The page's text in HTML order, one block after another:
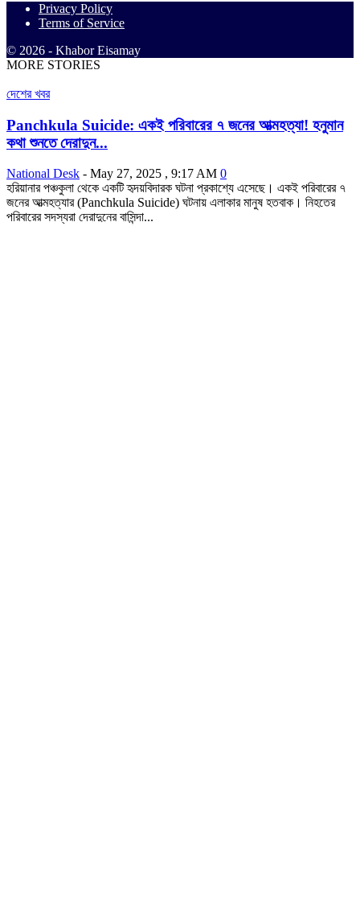
Privacy Policy
Terms of Service
© 2026 - Khabor Eisamay
MORE STORIES
দেশের খবর
Panchkula Suicide: একই পরিবারের ৭ জনের আত্মহত্যা! হনুমান
কথা শুনতে দেরাদুন...
National Desk - May 27, 2025 , 9:17 AM 0
হরিয়ানার পঞ্চকুলা থেকে একটি হৃদয়বিদারক ঘটনা প্রকাশ্যে এসেছে। একই পরিবারের ৭
জনের আত্মহত্যার (Panchkula Suicide) ঘটনায় এলাকার মানুষ হতবাক। নিহতের
পরিবারের সদস্যরা দেরাদুনের বাসিন্দা...